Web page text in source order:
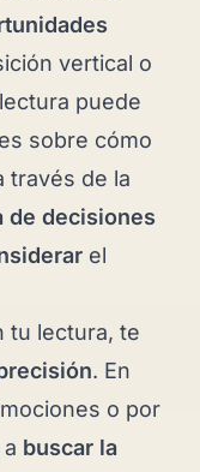
vertical o
puede
sobre cómo
través de la
de decisiones
el
tu lectura, te
. En
o por
buscar la